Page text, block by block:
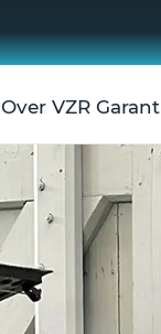
Over VZR Garant